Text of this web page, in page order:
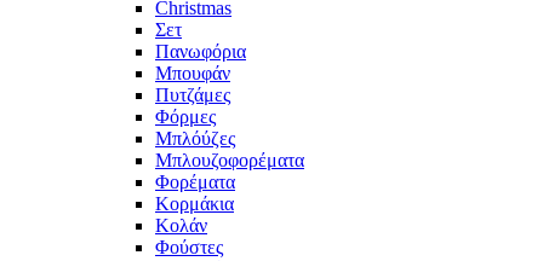
Christmas
Σετ
Πανωφόρια
Μπουφάν
Πυτζάμες
Φόρμες
Μπλόύζες
Μπλουζοφορέματα
Φορέματα
Κορμάκια
Κολάν
Φούστες